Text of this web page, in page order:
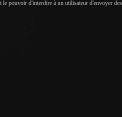
pouvoir d'interdire à un utilisateur d'envoyer